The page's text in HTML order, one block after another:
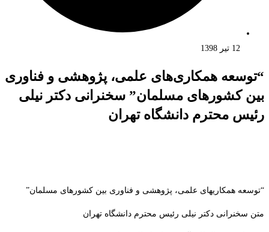
12 تیر 1398
“توسعه همکاری‌های علمی، پژوهشی و فناوری
بین کشورهای مسلمان” سخنرانی دکتر نیلی
رئیس محترم دانشگاه تهران
“توسعه همکاریهای علمی، پژوهشی و فناوری بین کشورهای مسلمان”
متن سخنرانی دکتر نیلی رئیس محترم دانشگاه تهران